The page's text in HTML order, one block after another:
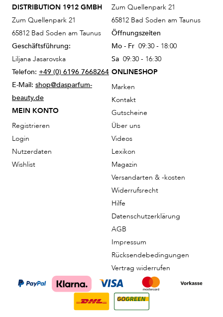
DISTRIBUTION 1912 GMBH
Zum Quellenpark 21
65812 Bad Soden am Taunus
Geschäftsführung:
Liljana Jasarovska
Telefon: +49 (0) 6196 7668264
E-Mail: shop@dasparfum-
beauty.de
MEIN KONTO
Registrieren
Login
Nutzerdaten
Wishlist
Zum Quellenpark 21
65812 Bad Soden am Taunus
Öffnungszeiten
Mo - Fr 09:30 - 18:00
Sa 09:30 - 16:30
ONLINESHOP
Marken
Kontakt
Gutscheine
Über uns
Videos
Lexikon
Magazin
Versandarten & -kosten
Widerrufsrecht
Hilfe
Datenschutzerklärung
AGB
Impressum
Rücksendebedingungen
Vertrag widerrufen